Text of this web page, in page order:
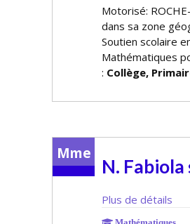
Motorisé:
dans sa zone
Soutien scolaire
Mathématiques
: Collège,
Mme
N. Fabiola
Plus de détails